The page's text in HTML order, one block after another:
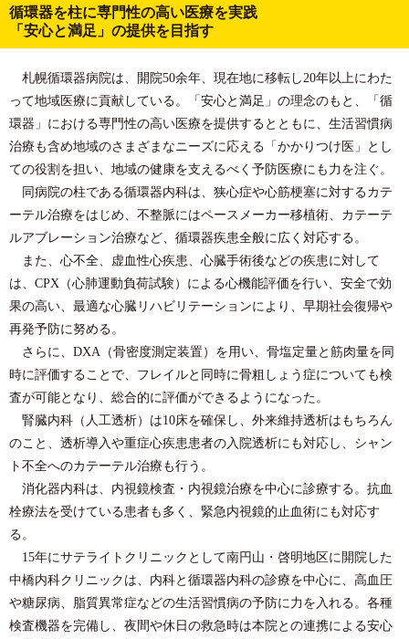
循環器を柱に専門性の高い医療を実践
「安心と満足」の提供を目指す
札幌循環器病院は、開院50余年、現在地に移転し20年以上にわた
って地域医療に貢献している。「安心と満足」の理念のもと、「循
環器」における専門性の高い医療を提供するとともに、生活習慣病
治療も含め地域のさまざまなニーズに応える「かかりつけ医」とし
ての役割を担い、地域の健康を支えるべく予防医療にも力を注ぐ。
同病院の柱である循環器内科は、狭心症や心筋梗塞に対するカテ
ーテル治療をはじめ、不整脈にはペースメーカー移植術、カテーテ
ルアブレーション治療など、循環器疾患全般に広く対応する。
また、心不全、虚血性心疾患、心臓手術後などの疾患に対して
は、CPX（心肺運動負荷試験）による心機能評価を行い、安全で効
果の高い、最適な心臓リハビリテーションにより、早期社会復帰や
再発予防に努める。
さらに、DXA（骨密度測定装置）を用い、骨塩定量と筋肉量を同
時に評価することで、フレイルと同時に骨粗しょう症についても検
査が可能となり、総合的に評価ができるようになった。
腎臓内科（人工透析）は10床を確保し、外来維持透析はもちろん
のこと、透析導入や重症心疾患患者の入院透析にも対応し、シャン
ト不全へのカテーテル治療も行う。
消化器内科は、内視鏡検査・内視鏡治療を中心に診療する。抗血
栓療法を受けている患者も多く、緊急内視鏡的止血術にも対応す
る。
15年にサテライトクリニックとして南円山・啓明地区に開院した
中橋内科クリニックは、内科と循環器内科の診療を中心に、高血圧
や糖尿病、脂質異常症などの生活習慣病の予防に力を入れる。各種
検査機器を完備し、夜間や休日の救急時は本院との連携による安心